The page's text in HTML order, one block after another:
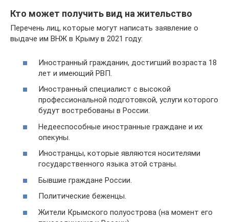
Кто может получить вид на жительство
Перечень лиц, которые могут написать заявление о
выдаче им ВНЖ в Крыму в 2021 году:
Иностранный гражданин, достигший возраста 18
лет и имеющий РВП.
Иностранный специалист с высокой
профессиональной подготовкой, услуги которого
будут востребованы в России.
Недееспособные иностранные граждане и их
опекуны.
Иностранцы, которые являются носителями
государственного языка этой страны.
Бывшие граждане России.
Политические беженцы.
Жители Крымского полуострова (на момент его